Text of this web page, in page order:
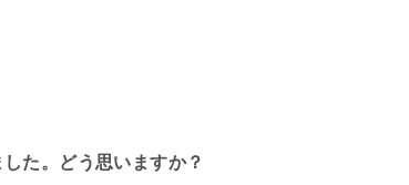
た。どう思いますか？